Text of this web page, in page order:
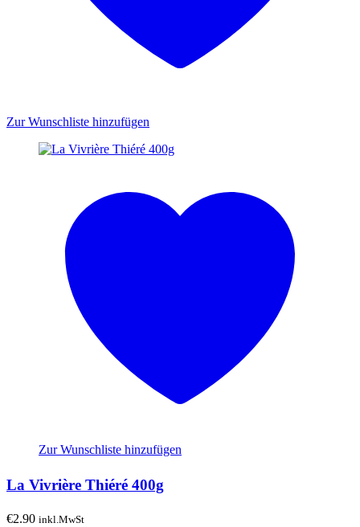
Zur Wunschliste hinzufügen
Zur Wunschliste hinzufügen
La Vivrière Thiéré 400g
€2.90 inkl.MwSt